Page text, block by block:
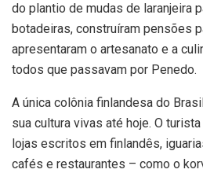
do plantio de mudas de laranjeira
botadeiras, construíram pensões
apresentaram o artesanato e a
todos que passavam por Penedo.
A única colônia finlandesa do
sua cultura vivas até hoje. O
lojas escritos em finlandês,
cafés e restaurantes – como o